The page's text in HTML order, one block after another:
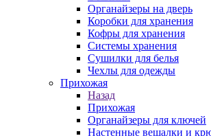
Органайзеры на дверь
Коробки для хранения
Кофры для хранения
Системы хранения
Сушилки для белья
Чехлы для одежды
Прихожая
Назад
Прихожая
Органайзеры для ключей
Настенные вешалки и